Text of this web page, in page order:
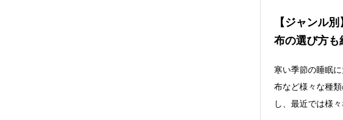
【ジャンル
布の選び方も
寒い季節の睡眠
布など様々な種
し、最近では様